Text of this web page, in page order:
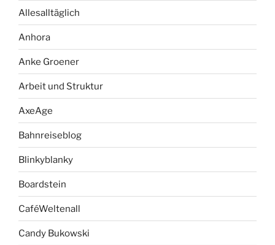
Allesalltäglich
Anhora
Anke Groener
Arbeit und Struktur
AxeAge
Bahnreiseblog
Blinkyblanky
Boardstein
CaféWeltenall
Candy Bukowski